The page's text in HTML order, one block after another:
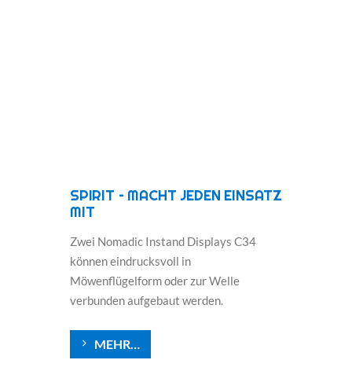
SPIRIT – MACHT JEDEN EINSATZ
MIT
Zwei Nomadic Instand Displays C34
können eindrucksvoll in
Möwenflügelform oder zur Welle
verbunden aufgebaut werden.
MEHR…